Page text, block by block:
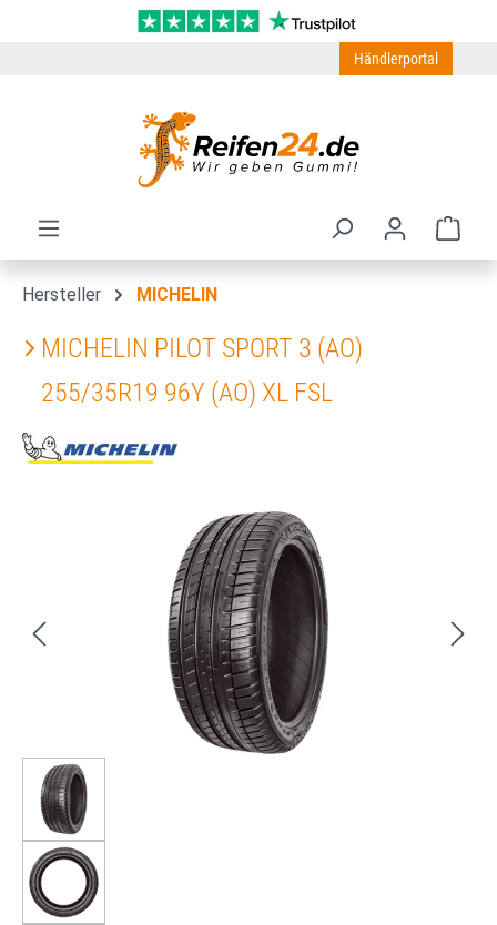
Zum Hauptinhalt springen
Händlerportal
Hersteller MICHELIN
MICHELIN PILOT SPORT 3 (AO)
255/35R19 96Y (AO) XL FSL
Bildergalerie überspringen